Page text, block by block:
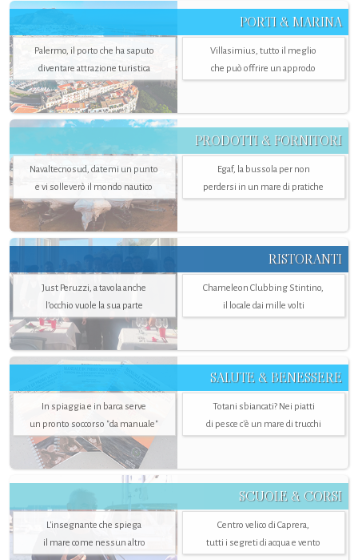
PORTI & MARINA
Palermo, il porto che ha saputo
diventare attrazione turistica
Villasimius, tutto il meglio
che può offrire un approdo
PRODOTTI & FORNITORI
Navaltecnosud, datemi un punto
e vi solleverò il mondo nautico
Egaf, la bussola per non
perdersi in un mare di pratiche
RISTORANTI
Just Peruzzi, a tavola anche
l’occhio vuole la sua parte
Chameleon Clubbing Stintino,
il locale dai mille volti
SALUTE & BENESSERE
In spiaggia e in barca serve
un pronto soccorso "da manuale"
Totani sbiancati? Nei piatti
di pesce c'è un mare di trucchi
SCUOLE & CORSI
L'insegnante che spiega
il mare come nessun altro
Centro velico di Caprera,
tutti i segreti di acqua e vento